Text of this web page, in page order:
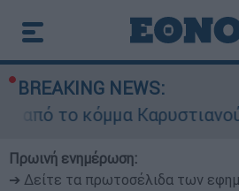
BREAKING NEWS:
κόμμα Καρυστιανού:
Πρωινή ενημέρωση:
➔ Δείτε τα πρωτοσέλιδα των